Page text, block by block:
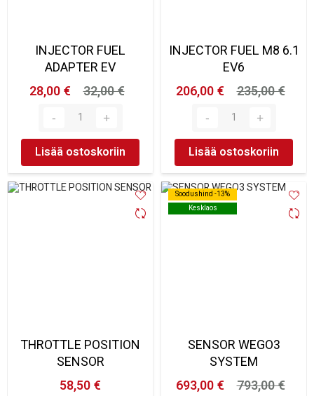
INJECTOR FUEL
ADAPTER EV
28,00 €
32,00 €
Lisää ostoskoriin
INJECTOR FUEL M8 6.1
EV6
206,00 €
235,00 €
Lisää ostoskoriin
THROTTLE POSITION
SENSOR
58,50 €
Soodushind -13%
Kesklaos
Soodushind -13%
Kesklaos
SENSOR WEGO3
SYSTEM
693,00 €
793,00 €